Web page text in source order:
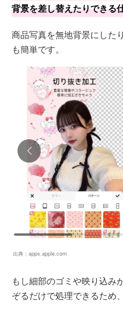
背景を差し替えたりできる
商品写真を無地背景にした
も簡単です。
出典： apps.apple.com
もし細部のゴミや映り込み
ぞるだけで処理できるため